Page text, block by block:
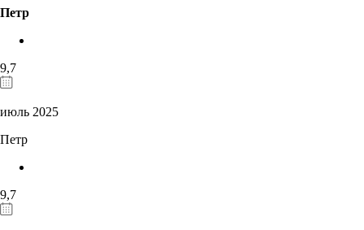
Петр
9,7
июль 2025
Петр
9,7